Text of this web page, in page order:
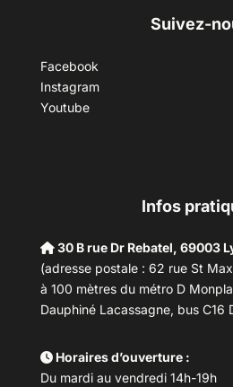
Suivez-
Facebook
Instagram
Youtube
Infos
30 B rue Dr Rebatel, 69003
(adresse postale : 62 rue St
à 100 mètres du métro D
Dauphiné Lacassagne, bus C16
Horaires d’ouverture :
Du mardi au vendredi 14h-19h